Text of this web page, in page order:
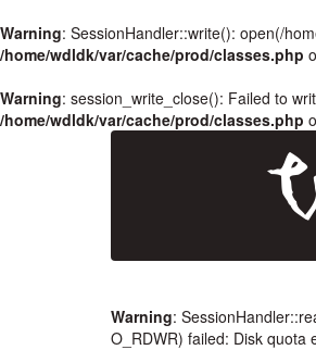
Warning: SessionHandler::write(): open(/
/home/wdldk/var/cache/prod/classes.php
Warning: session_write_close(): Failed to
/home/wdldk/var/cache/prod/classes.php
Warning:
O_RDWR) failed: Disk quota